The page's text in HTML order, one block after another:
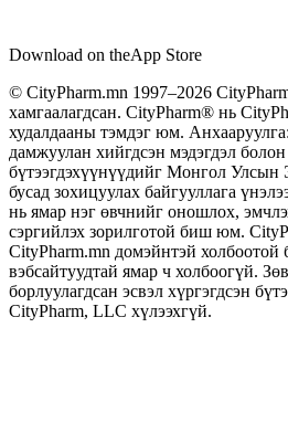
Download on theApp Store
© CityPharm.mn 1997–2026
хамгаалагдсан. CityPharm® нь
худалдааны тэмдэг юм.
дамжуулан хийгдсэн мэдэгдэл
бүтээгдэхүүнүүдийг Монгол
бусад зохицуулах байгууллага
нь ямар нэг өвчнийг оношлох,
сэргийлэх зорилготой биш юм.
CityPharm.mn домэйнтэй холбоотой
вэбсайтуудтай ямар ч холбоогүй.
борлуулагдсан эсвэл хүргэгдсэн
CityPharm, LLC хүлээхгүй.